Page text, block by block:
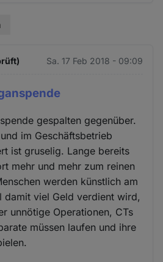
Sa. 17 Feb 2018 - 09:09
gespalten gegenüber.
im Geschäftsbetrieb
ist gruselig. Lange bereits
mehr und mehr zum reinen
werden künstlich am
damit viel Geld verdient wird,
unnötige Operationen, CTs
müssen laufen und ihre